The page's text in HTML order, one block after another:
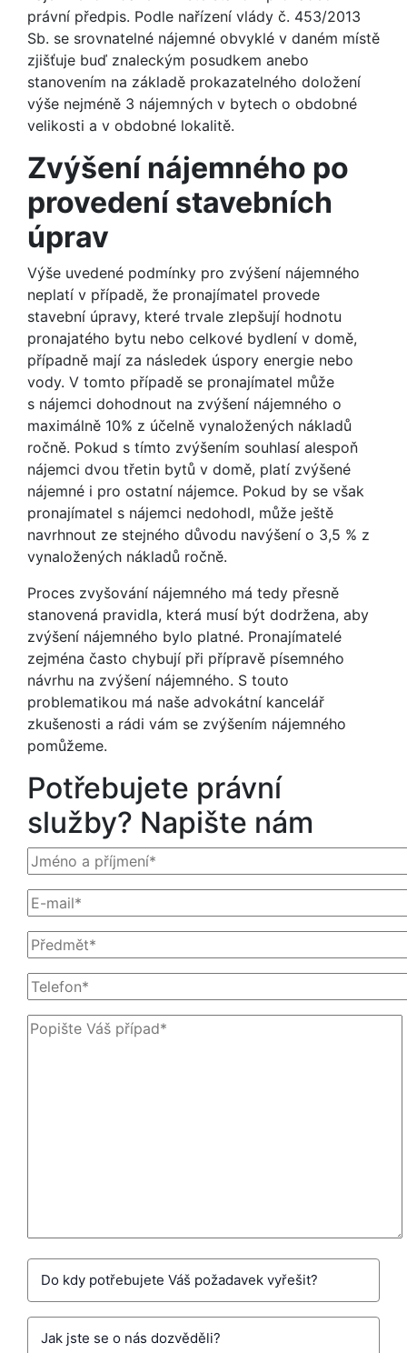
právní předpis. Podle nařízení vlády č. 453/2013
Sb. se srovnatelné nájemné obvyklé v daném místě
zjišťuje buď znaleckým posudkem anebo
stanovením na základě prokazatelného doložení
výše nejméně 3 nájemných v bytech o obdobné
velikosti a v obdobné lokalitě.
Zvýšení nájemného po
provedení stavebních
úprav
Výše uvedené podmínky pro zvýšení nájemného
neplatí v případě, že pronajímatel provede
stavební úpravy, které trvale zlepšují hodnotu
pronajatého bytu nebo celkové bydlení v domě,
případně mají za následek úspory energie nebo
vody. V tomto případě se pronajímatel může
s nájemci dohodnout na zvýšení nájemného o
maximálně 10% z účelně vynaložených nákladů
ročně. Pokud s tímto zvýšením souhlasí alespoň
nájemci dvou třetin bytů v domě, platí zvýšené
nájemné i pro ostatní nájemce. Pokud by se však
pronajímatel s nájemci nedohodl, může ještě
navrhnout ze stejného důvodu navýšení o 3,5 % z
vynaložených nákladů ročně.
Proces zvyšování nájemného má tedy přesně
stanovená pravidla, která musí být dodržena, aby
zvýšení nájemného bylo platné. Pronajímatelé
zejména často chybují při přípravě písemného
návrhu na zvýšení nájemného. S touto
problematikou má naše advokátní kancelář
zkušenosti a rádi vám se zvýšením nájemného
pomůžeme.
Potřebujete právní
služby? Napište nám